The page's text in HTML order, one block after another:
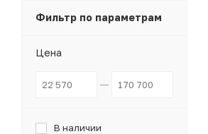
Фильтр по параметрам
Цена
В наличии